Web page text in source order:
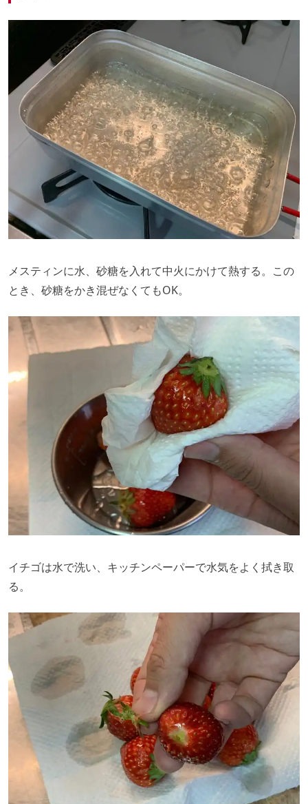
メスティンに水、砂糖を入れて中火にかけて熱する。この
とき、砂糖をかき混ぜなくてもOK。
イチゴは水で洗い、キッチンペーパーで水気をよく拭き取
る。